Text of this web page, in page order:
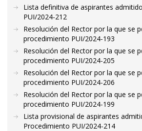
Lista definitiva de aspirantes
PUI/2024-212
Resolución del Rector por la que se
procedimiento PUI/2024-193
Resolución del Rector por la que se
procedimiento PUI/2024-205
Resolución del Rector por la que se
procedimiento PUI/2024-206
Resolución del Rector por la que se
procedimiento PUI/2024-199
Lista provisional de aspirantes
Procedimiento PUI/2024-214